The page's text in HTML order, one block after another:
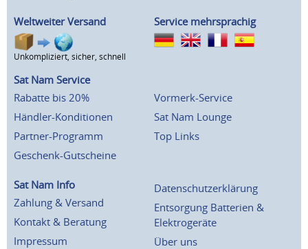
Weltweiter Versand
Unkompliziert, sicher, schnell
Service mehrsprachig
Sat Nam Service
Rabatte bis 20%
Händler-Konditionen
Partner-Programm
Geschenk-Gutscheine
Vormerk-Service
Sat Nam Lounge
Top Links
Sat Nam Info
Zahlung & Versand
Kontakt & Beratung
Impressum
Datenschutzerklärung
Entsorgung Batterien &
Elektrogeräte
Über uns